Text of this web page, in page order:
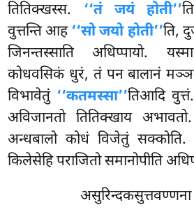
तितिक्खस्स. ‘‘तं जयं होती’’
वुत्तन्ति आह‘‘सो जयो होती’’ति,
जिनन्तस्साति अधिप्पायो.
कोधवसिकं धुरं, तं पन बालानं
विभावेतुं ‘‘कतमस्सा’’तिआदि
अविजानतो तितिक्खाय
अन्धबालो कोधं विजेतुं सक्कोति.
किलेसेहि पराजितो समानोपीति
असुरिन्दकसुत्तवण्णना